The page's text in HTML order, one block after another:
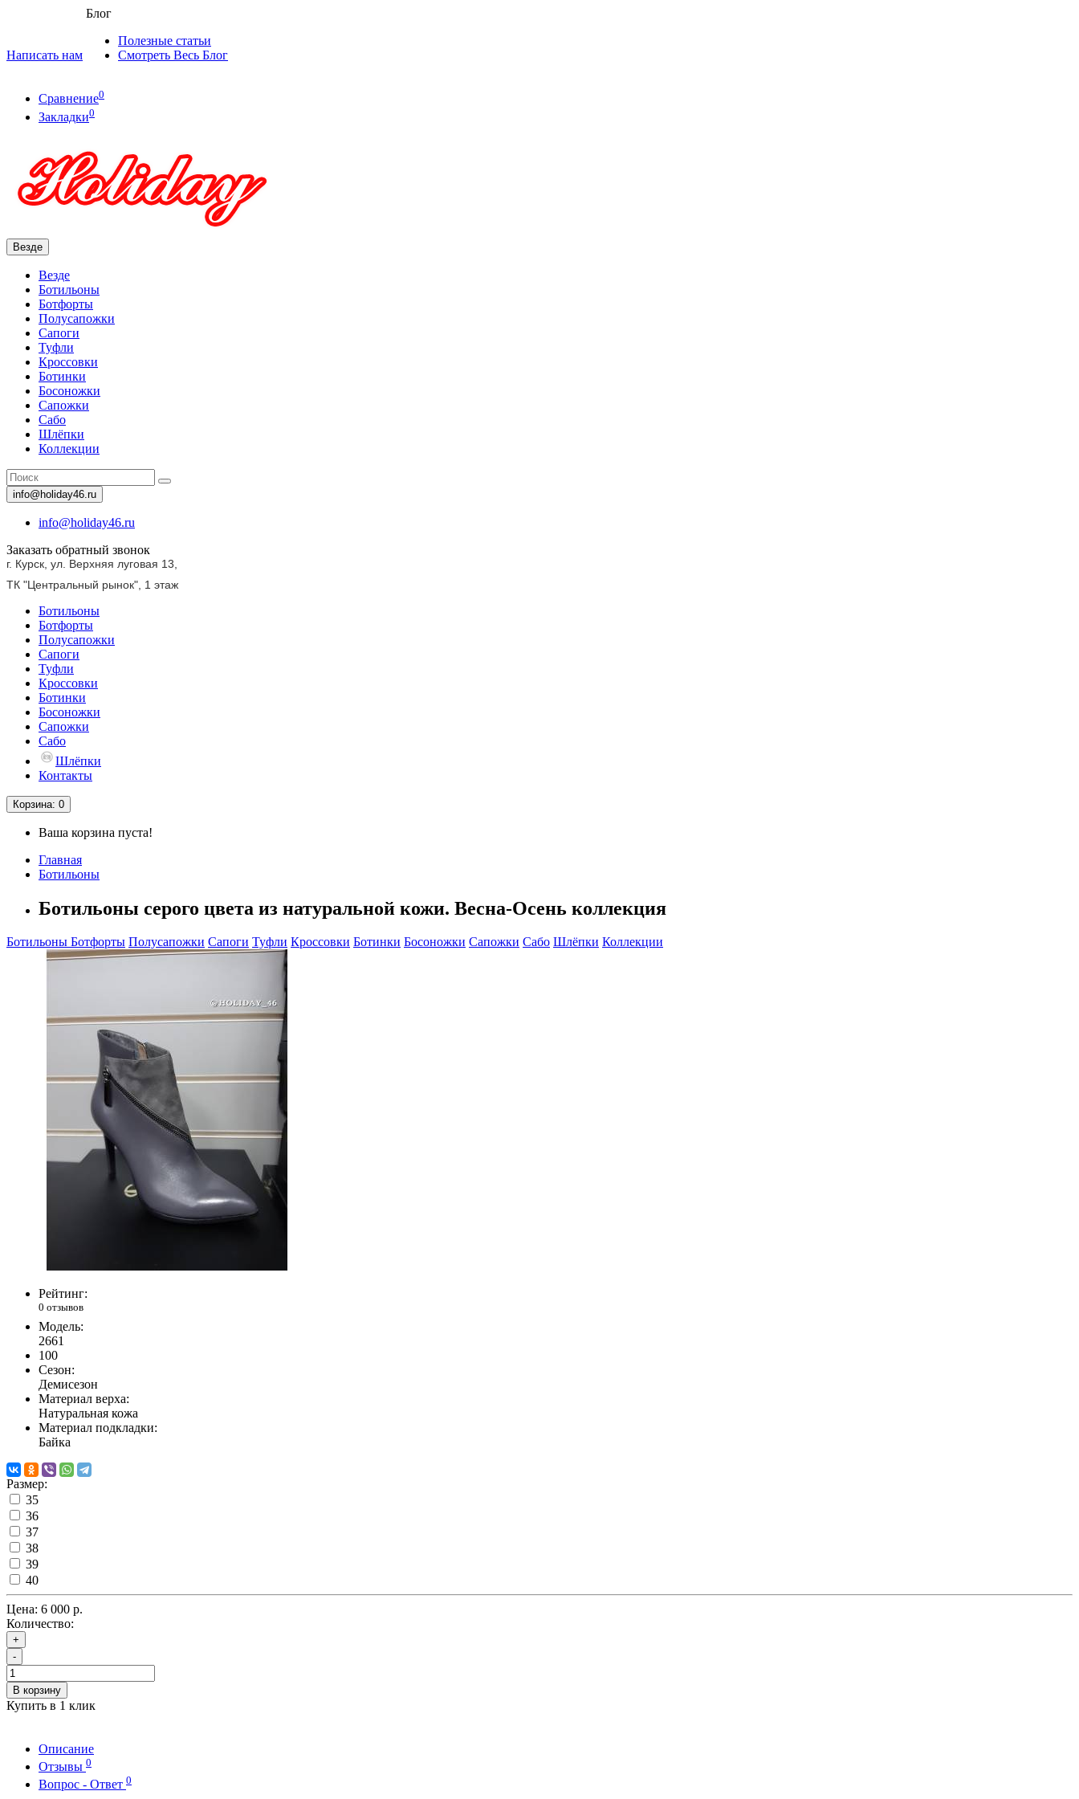
Написать нам
Блог
Полезные статьи
Смотреть Весь Блог
Сравнение0
Закладки0
Везде
Везде
Ботильоны
Ботфорты
Полусапожки
Сапоги
Туфли
Кроссовки
Ботинки
Босоножки
Сапожки
Сабо
Шлёпки
Коллекции
info@holiday46.ru
info@holiday46.ru
Заказать обратный звонок
г. Курск, ул. Верхняя луговая 13,
ТК "Центральный рынок", 1 этаж
Ботильоны
Ботфорты
Полусапожки
Сапоги
Туфли
Кроссовки
Ботинки
Босоножки
Сапожки
Сабо
Шлёпки
Контакты
Корзина: 0
Ваша корзина пуста!
Главная
Ботильоны
Ботильоны серого цвета из натуральной кожи. Весна-Осень коллекция
Ботильоны Ботфорты Полусапожки Сапоги Туфли Кроссовки Ботинки Босоножки Сапожки Сабо Шлёпки Коллекции
Рейтинг:
0 отзывов
Модель:
2661
100
Сезон:
Демисезон
Материал верха:
Натуральная кожа
Материал подкладки:
Байка
Размер:
35
36
37
38
39
40
Цена: 6 000 р.
Количество:
+
-
В корзину
Купить в 1 клик
Описание
Отзывы 0
Вопрос - Ответ 0